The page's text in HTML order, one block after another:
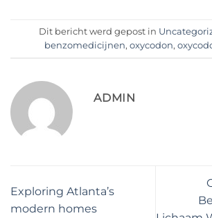
Dit bericht werd gepost in
benzomedicijnen, oxycodon,
ADMIN
Exploring Atlanta’s
modern homes